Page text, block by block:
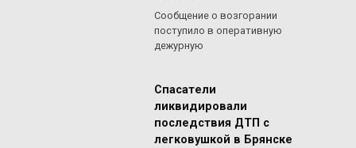
Сообщение о возгорании
поступило в оперативную
дежурную
Спасатели
ликвидировали
последствия ДТП с
легковушкой в Брянске